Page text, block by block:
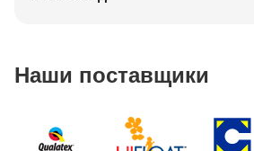
Наши поставщики